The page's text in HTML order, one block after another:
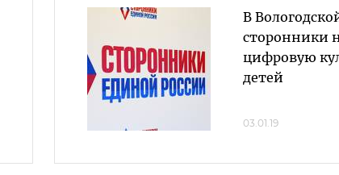
В
сторонники
цифровую
детей
03.01.19